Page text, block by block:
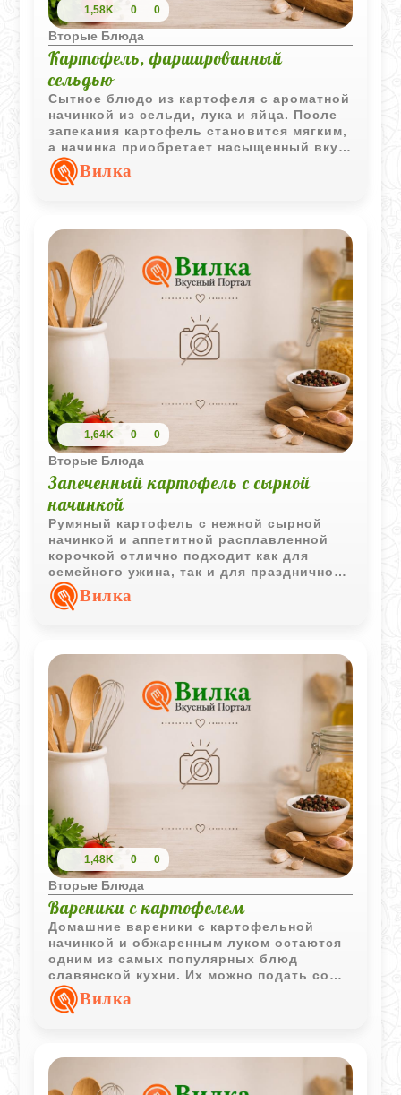
1,58K 0 0
Вторые Блюда
Картофель, фаршированный
сельдью
Сытное блюдо из картофеля с ароматной
начинкой из сельди, лука и яйца. После
запекания картофель становится мягким,
а начинка приобретает насыщенный вкус
и аппетитный аромат.
Вилка
1,64K 0 0
Вторые Блюда
Запеченный картофель с сырной
начинкой
Румяный картофель с нежной сырной
начинкой и аппетитной расплавленной
корочкой отлично подходит как для
семейного ужина, так и для праздничного
стола.Вилка
1,48K 0 0
Вторые Блюда
Вареники с картофелем
Домашние вареники с картофельной
начинкой и обжаренным луком остаются
одним из самых популярных блюд
славянской кухни. Их можно подать со
сметаной или растопленным маслом.
Вилка